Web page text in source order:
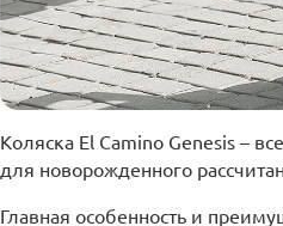
Коляска El Camino Genesis –
для новорожденного
Главная особенность и